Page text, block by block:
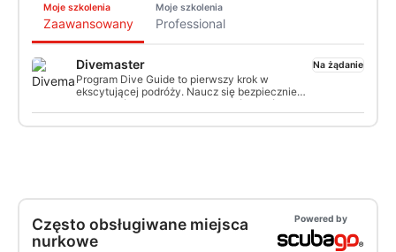
Moje szkolenia
Zaawansowany
Moje szkolenia
Professional
Divemaster
Program Dive Guide to pierwszy krok w
ekscytującej podróży. Naucz się bezpiecznie
prowadzić certyfikowanych nurków w różnych
środowiskach i warunkach. Udzielając odpraw
nurkowych, przeprowadzając oceny miejsc i
Na żądanie
Często obsługiwane miejsca
nurkowe
Powered by